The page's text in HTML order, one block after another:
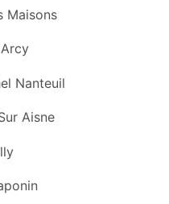
Maisons
Nanteuil
Aisne